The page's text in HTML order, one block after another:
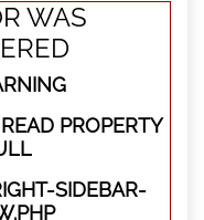
WAS
PROPERTY
SIDEBAR-